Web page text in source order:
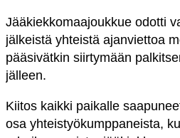
Jääkiekkomaajoukkue odotti
jälkeistä yhteistä ajanviettoa
pääsivätkin siirtymään
jälleen.
Kiitos kaikki paikalle
osa yhteistyökumppaneista,